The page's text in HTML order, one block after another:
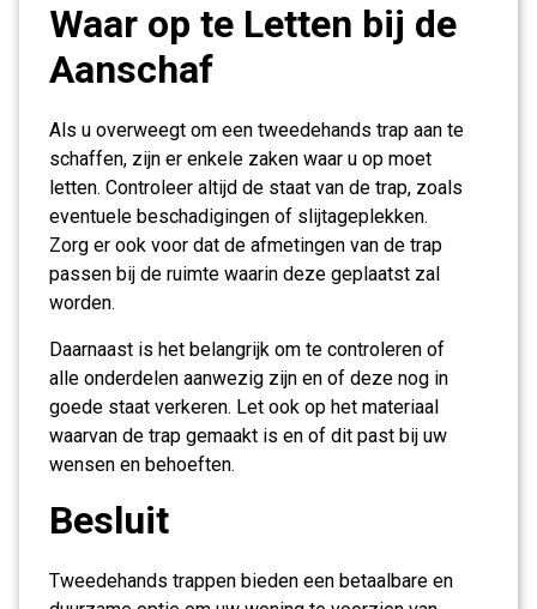
Waar op te Letten bij de
Aanschaf
Als u overweegt om een tweedehands trap aan te
schaffen, zijn er enkele zaken waar u op moet
letten. Controleer altijd de staat van de trap, zoals
eventuele beschadigingen of slijtageplekken.
Zorg er ook voor dat de afmetingen van de trap
passen bij de ruimte waarin deze geplaatst zal
worden.
Daarnaast is het belangrijk om te controleren of
alle onderdelen aanwezig zijn en of deze nog in
goede staat verkeren. Let ook op het materiaal
waarvan de trap gemaakt is en of dit past bij uw
wensen en behoeften.
Besluit
Tweedehands trappen bieden een betaalbare en